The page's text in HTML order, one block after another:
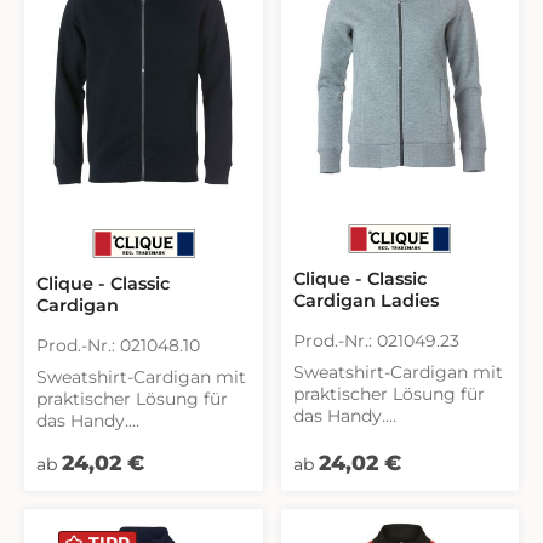
Clique - Classic
Cardigan
Prod.-Nr.: 021048.10
Sweatshirt-Cardigan mit
praktischer Lösung für
das Handy.
Reißverschluss. 2x2
Ton-in-Ton Flachnähte.
Regulärer Preis:
ab24,02 €
Clique - Classic
Cardigan Ladies
Prod.-Nr.: 021049.23
Sweatshirt-Cardigan mit
praktischer Lösung für
das Handy.
Reißverschluss. 2x2
Stretch-Rippbündchen
Ton-in-Ton Flachnähte.
Regulärer Preis:
ab 24,02 €